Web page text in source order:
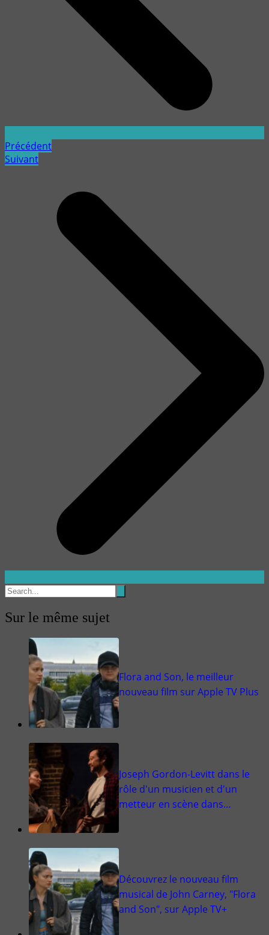
Précédent
Suivant
Sur le même sujet
Flora and Son, le meilleur
nouveau film sur Apple TV Plus
Joseph Gordon-Levitt dans le
rôle d'un musicien et d'un
metteur en scène dans…
Découvrez le nouveau film
musical de John Carney, "Flora
and Son", sur Apple TV+